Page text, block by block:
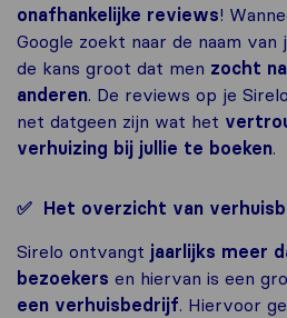
onafhankelijke reviews!
Google zoekt naar de naam
de kans groot dat men zocht
anderen. De reviews op je
net datgeen zijn wat het
verhuizing bij jullie te boeken.
✅ Het overzicht van
Sirelo ontvangt jaarlijks meer
bezoekers en hiervan is een
een verhuisbedrijf. Hiervoor